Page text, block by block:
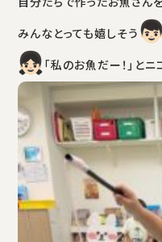
自分たちで作ったお魚さん
みんなとっても嬉しそう
「私のお魚だー！」と